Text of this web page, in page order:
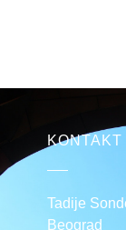
KONTAKT
Tadije
Beograd